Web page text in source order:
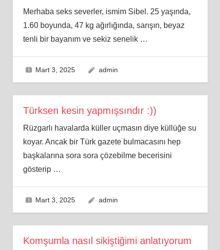
Merhaba seks severler, ismim Sibel. 25 yaşında,
1.60 boyunda, 47 kg ağırlığında, sarışın, beyaz
tenli bir bayanım ve sekiz senelik …
Mart 3, 2025 admin
Türksen kesin yapmışsındır :))
Rüzgarlı havalarda küller uçmasın diye küllüğe su
koyar. Ancak bir Türk gazete bulmacasını hep
başkalarına sora sora çözebilme becerisini
gösterip …
Mart 3, 2025 admin
Komşumla nasıl sikiştiğimi anlatıyorum